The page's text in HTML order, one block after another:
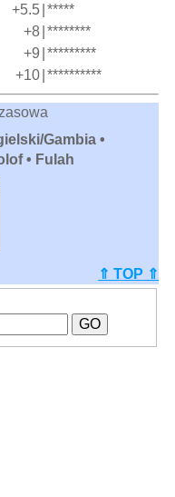
+5.5 *****
+8 ********
+9 *********
+10 **********
Gambia •
• Fulah
⇑ TOP ⇑